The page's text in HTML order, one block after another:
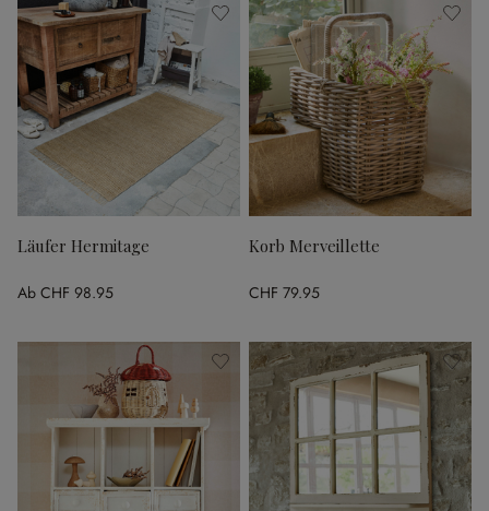
Läufer Hermitage
Ab CHF 98.95
Korb Merveillette
CHF 79.95